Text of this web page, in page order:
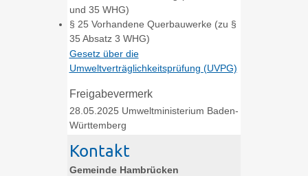
und 35 WHG)
§ 25 Vorhandene Querbauwerke (zu §
35 Absatz 3 WHG)
Gesetz über die
Umweltverträglichkeitsprüfung (UVPG)
Freigabevermerk
28.05.2025 Umweltministerium Baden-
Württemberg
Kontakt
Gemeinde Hambrücken